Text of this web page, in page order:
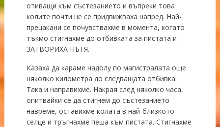
отиващи към състезанието и въпреки това
колите почти не се придвижваха напред. Най-
прецакани се почувствахме в момента, когато
тъкмо стигнахме до отбивката за пистата и
ЗАТВОРИХА ПЪТЯ.
Казаха да караме надолу по магистралата още
няколко километра до следващата отбивка.
Така и направихме. Накрая след няколко часа,
опитвайки се да стигнем до състезанието
навреме, оставихме колата в най-близкото
селце и тръгнахме пеша към пистата. Стигнахме